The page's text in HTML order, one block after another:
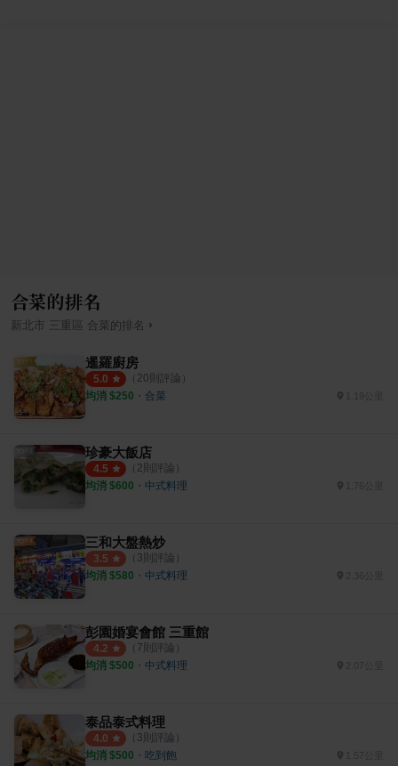
合菜的排名
新北市 三重區 合菜 的排名 ›
暹羅廚房
5.0 （ 20則評論）
均消 $250 ・ 合菜
珍豪大飯店
4.5 （ 2則評論）
均消 $600 ・ 中式料理
三和大盤熱炒
3.5 （ 3則評論）
均消 $580 ・ 中式料理
彭園婚宴會館 三重館
4.2 （ 7則評論）
均消 $500 ・ 中式料理
泰品泰式料理
4.0 （ 3則評論）
均消 $500 ・ 吃到飽 1.57公里